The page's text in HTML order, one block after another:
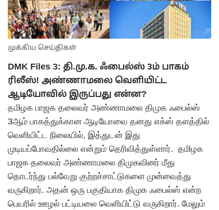
முக்கிய செய்திகள்
DMK Files 3: தி.மு.க. ஃபைல்ஸ் 3ம் பாகம்
ரிலீஸ்! அண்ணாமலை வெளியிட்ட
ஆடியோவில் இருப்பது என்ன?
தமிழக பாஜக தலைவர் அண்ணாமலை திமுக ஃபைல்ஸ்
3ஆம் பாகத்துக்கான ஆடியோவை தனது எக்ஸ் தளத்தில்
வெளியிட்ட நிலையில், இத்துடன் இது
முடியப்போவதில்லை என்றும் தெரிவித்துள்ளார். தமிழக
பாஜக தலைவர் அண்ணாமலை திமுகவினர் மீது
தொடர்ந்து பல்வேறு குற்றச்சாட்டுகளை முன்வைத்து
வருகிறார். அதன் ஒரு பகுதியாக திமுக ஃபைல்ஸ் என்ற
பெயரில் ஊழல் பட்டியலை வெளியிட்டு வருகிறார். மேலும்